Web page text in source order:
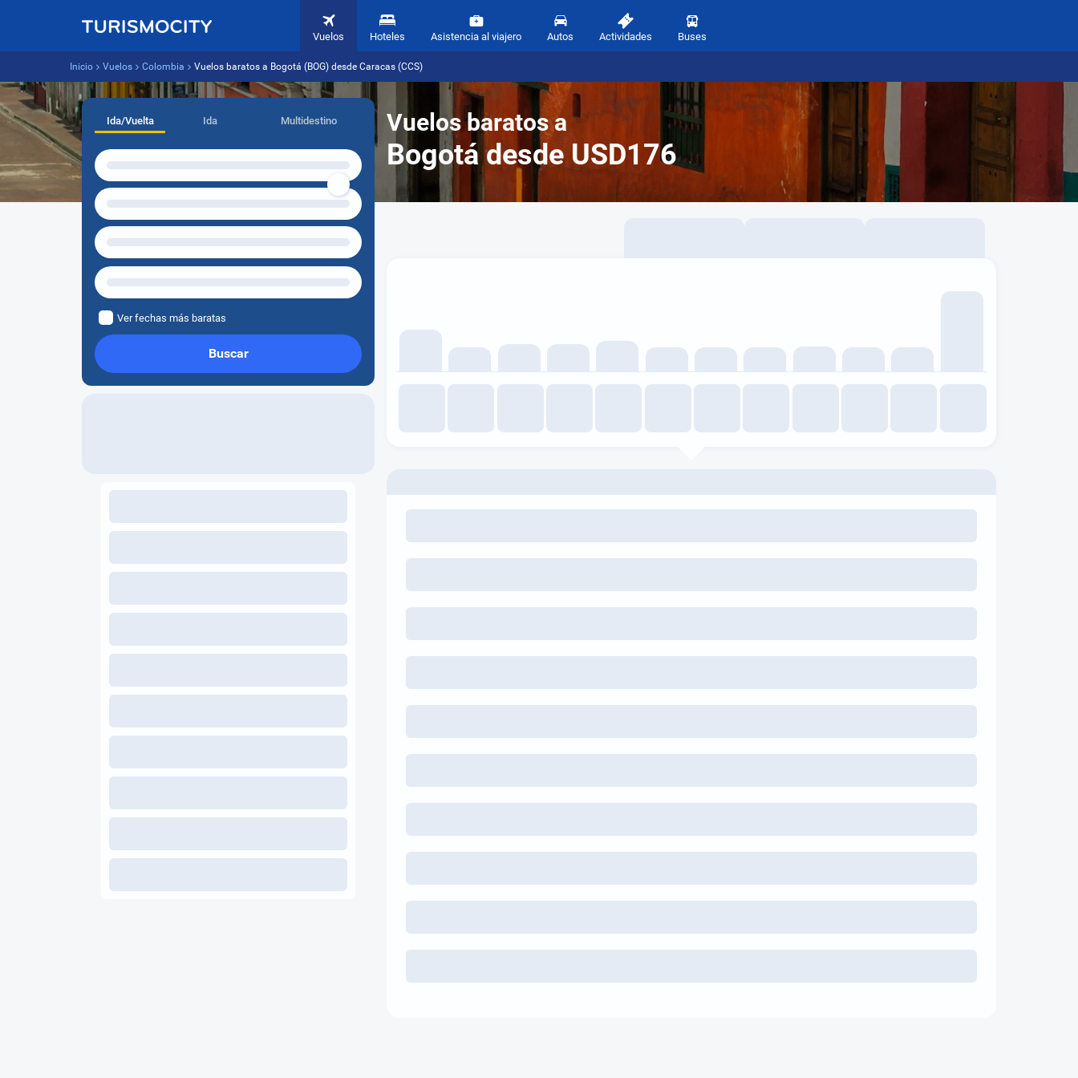
Vuelos Hoteles Asistencia al viajero Autos Actividades Buses
Inicio Vuelos Colombia Vuelos baratos a Bogotá (BOG) desde Caracas (CCS)
Vuelos baratos a
Bogotá desde USD176
Ida/Vuelta Ida Multidestino
Ver fechas más baratas
Buscar